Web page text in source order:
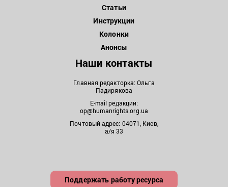
Статьи
Инструкции
Колонки
Анонсы
Наши контакты
Главная редакторка: Ольга
Падирякова
E-mail редакции:
op@humanrights.org.ua
Почтовый адрес: 04071, Киев,
а/я 33
Поддержать работу ресурса